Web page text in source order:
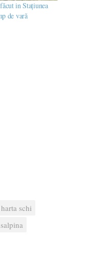
in Stațiunea
de vară
harta schi